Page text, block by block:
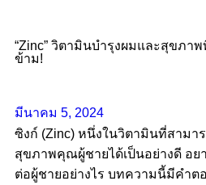
“Zinc” วิตามินบำรุงผมและสุขภา
ข้าม!
มีนาคม 5, 2024
ซิงก์ (Zinc) หนึ่งในวิตามินที่สามา
สุขภาพคุณผู้ชายได้เป็นอย่างดี อ
ต่อผู้ชายอย่างไร บทความนี้มีคำต